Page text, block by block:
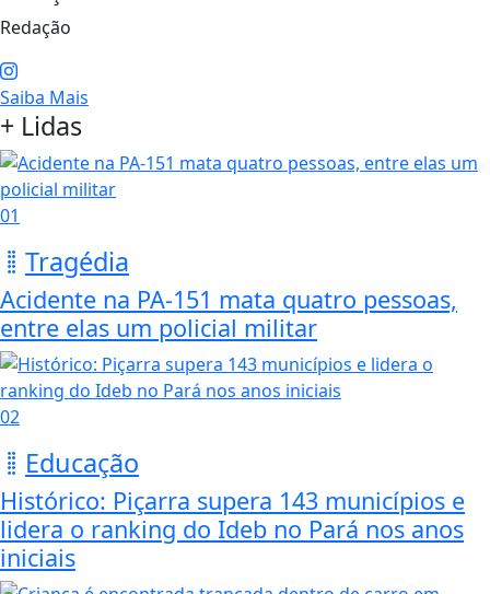
Redação
Saiba Mais
+ Lidas
01
Tragédia
Acidente na PA-151 mata quatro pessoas,
entre elas um policial militar
02
Educação
Histórico: Piçarra supera 143 municípios e
lidera o ranking do Ideb no Pará nos anos
iniciais